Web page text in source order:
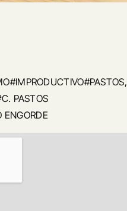
PASTOS
ENGORDE